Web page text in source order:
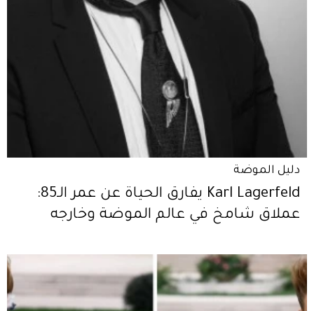
دليل الموضة
Karl Lagerfeld يفارق الحياة عن عمر الـ85:
عملاق شامخ في عالم الموضة وخارجه